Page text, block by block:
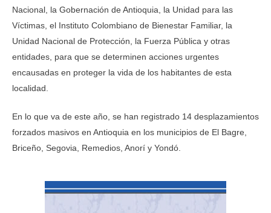
Nacional, la Gobernación de Antioquia, la Unidad para las
Víctimas, el Instituto Colombiano de Bienestar Familiar, la
Unidad Nacional de Protección, la Fuerza Pública y otras
entidades, para que se determinen acciones urgentes
encausadas en proteger la vida de los habitantes de esta
localidad.
En lo que va de este año, se han registrado 14 desplazamientos
forzados masivos en Antioquia en los municipios de El Bagre,
Briceño, Segovia, Remedios, Anorí y Yondó.